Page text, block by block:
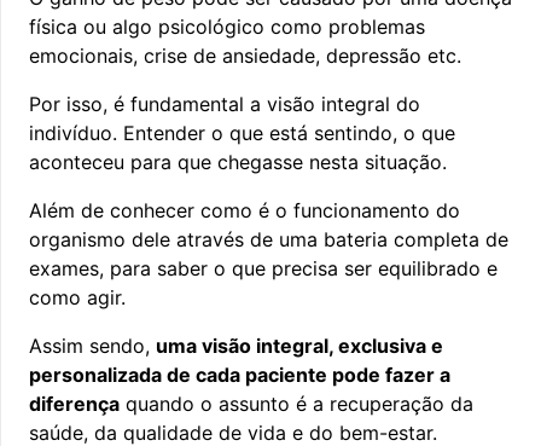
física ou algo psicológico como problemas
emocionais, crise de ansiedade, depressão etc.
Por isso, é fundamental a visão integral do
indivíduo. Entender o que está sentindo, o que
aconteceu para que chegasse nesta situação.
Além de conhecer como é o funcionamento do
organismo dele através de uma bateria completa de
exames, para saber o que precisa ser equilibrado e
como agir.
Assim sendo, uma visão integral, exclusiva e
personalizada de cada paciente pode fazer a
diferença quando o assunto é a recuperação da
saúde, da qualidade de vida e do bem-estar.